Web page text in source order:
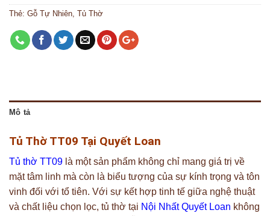
Thẻ: Gỗ Tự Nhiên Tủ Thờ
Mô tả
Tủ Thờ TT09 Tại Quyết Loan
Tủ thờ TT09 là một sản phẩm không chỉ mang giá trị về
mặt tâm linh mà còn là biểu tượng của sự kính trọng và tôn
vinh đối với tổ tiên. Với sự kết hợp tinh tế giữa nghệ thuật
và chất liệu chọn lọc, tủ thờ tại Nội Nhất Quyết Loan không